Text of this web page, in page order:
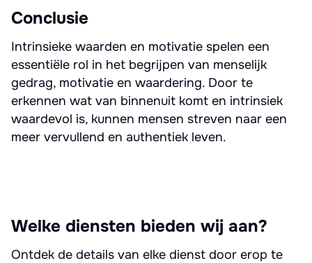
Conclusie
Intrinsieke waarden en motivatie spelen een
essentiële rol in het begrijpen van menselijk
gedrag, motivatie en waardering. Door te
erkennen wat van binnenuit komt en intrinsiek
waardevol is, kunnen mensen streven naar een
meer vervullend en authentiek leven.
Welke diensten bieden wij aan?
Ontdek de details van elke dienst door erop te